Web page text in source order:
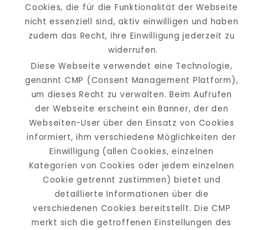
Cookies, die für die Funktionalität der Webseite
nicht essenziell sind, aktiv einwilligen und haben
zudem das Recht, ihre Einwilligung jederzeit zu
widerrufen.
Diese Webseite verwendet eine Technologie,
genannt CMP (Consent Management Platform),
um dieses Recht zu verwalten. Beim Aufrufen
der Webseite erscheint ein Banner, der den
Webseiten-User über den Einsatz von Cookies
informiert, ihm verschiedene Möglichkeiten der
Einwilligung (allen Cookies, einzelnen
Kategorien von Cookies oder jedem einzelnen
Cookie getrennt zustimmen) bietet und
detaillierte Informationen über die
verschiedenen Cookies bereitstellt. Die CMP
merkt sich die getroffenen Einstellungen des